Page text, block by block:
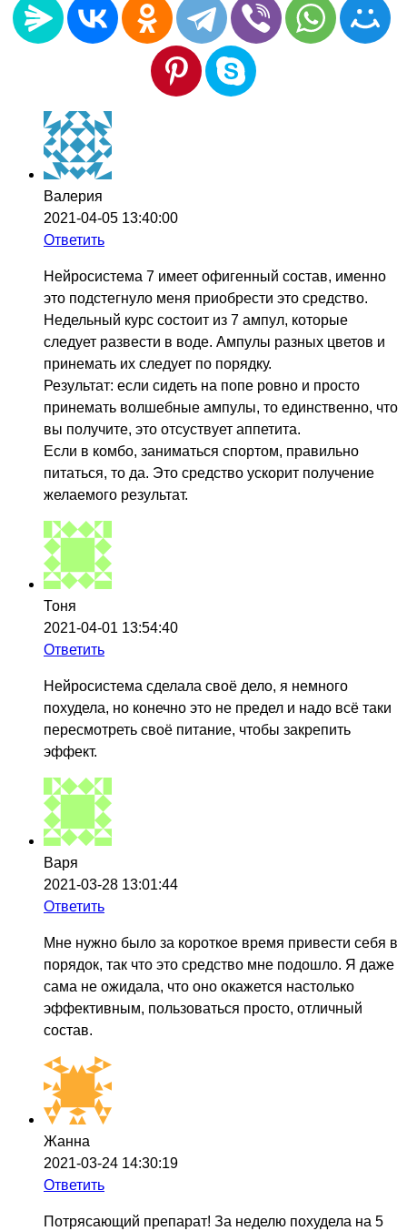
Валерия
2021-04-05 13:40:00
Ответить
Нейросистема 7 имеет офигенный состав, именно
это подстегнуло меня приобрести это средство.
Недельный курс состоит из 7 ампул, которые
следует развести в воде. Ампулы разных цветов и
принемать их следует по порядку.
Результат: если сидеть на попе ровно и просто
принемать волшебные ампулы, то единственно, что
вы получите, это отсуствует аппетита.
Если в комбо, заниматься спортом, правильно
питаться, то да. Это средство ускорит получение
желаемого результат.
Тоня
2021-04-01 13:54:40
Ответить
Нейросистема сделала своё дело, я немного
похудела, но конечно это не предел и надо всё таки
пересмотреть своё питание, чтобы закрепить
эффект.
Варя
2021-03-28 13:01:44
Ответить
Мне нужно было за короткое время привести себя в
порядок, так что это средство мне подошло. Я даже
сама не ожидала, что оно окажется настолько
эффективным, пользоваться просто, отличный
состав.
Жанна
2021-03-24 14:30:19
Ответить
Потрясающий препарат! За неделю похудела на 5